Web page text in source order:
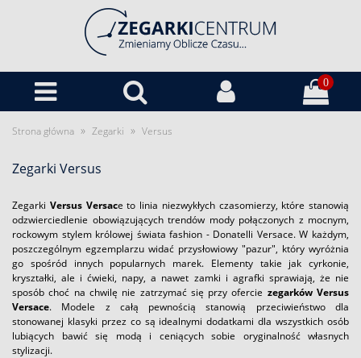
0
Strona główna » Zegarki » Versus
Zegarki Versus
Zegarki Versus Versace to linia niezwykłych czasomierzy, które stanowią
odzwierciedlenie obowiązujących trendów mody połączonych z mocnym,
rockowym stylem królowej świata fashion - Donatelli Versace. W każdym,
poszczególnym egzemplarzu widać przysłowiowy "pazur", który wyróżnia
go spośród innych popularnych marek. Elementy takie jak cyrkonie,
kryształki, ale i ćwieki, napy, a nawet zamki i agrafki sprawiają, że nie
sposób choć na chwilę nie zatrzymać się przy ofercie zegarków Versus
Versace. Modele z całą pewnością stanowią przeciwieństwo dla
stonowanej klasyki przez co są idealnymi dodatkami dla wszystkich osób
lubiących bawić się modą i ceniących sobie oryginalność własnych
stylizacji.